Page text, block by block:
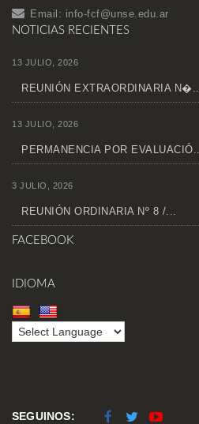
Email: info-fcf@unse.edu.ar
NOTICIAS RECIENTES
13 JULIO, 2026
REUNIÓN EXTRAORDINARIA N�...
13 JULIO, 2026
PERMANENCIA POR EVALUACIÓ...
3 JULIO, 2026
REUNIÓN ORDINARIA Nº 8 /...
FACEBOOK
IDIOMA
SEGUINOS: